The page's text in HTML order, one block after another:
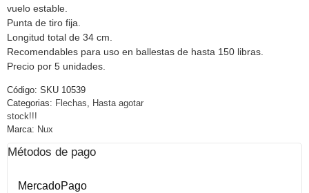
vuelo estable.
Punta de tiro fija.
Longitud total de 34 cm.
Recomendables para uso en ballestas de hasta 150 libras.
Precio por 5 unidades.
Código: SKU 10539
Categorias: Flechas
Hasta agotar
stock!!!
Marca: Nux
Métodos de pago
MercadoPago